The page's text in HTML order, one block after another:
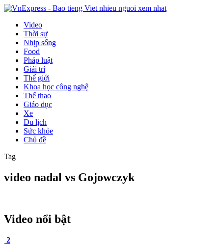
Video
Thời sự
Nhịp sống
Food
Pháp luật
Giải trí
Thế giới
Khoa học công nghệ
Thể thao
Giáo dục
Xe
Du lịch
Sức khỏe
Chủ đề
Tag
video nadal vs Gojowczyk
Video nổi bật
2